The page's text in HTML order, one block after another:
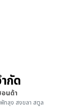
กัด
นด้า
ทลุง สงขลา สตูล